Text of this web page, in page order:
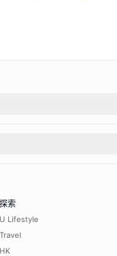
探索
U Lifestyle
Travel
HK